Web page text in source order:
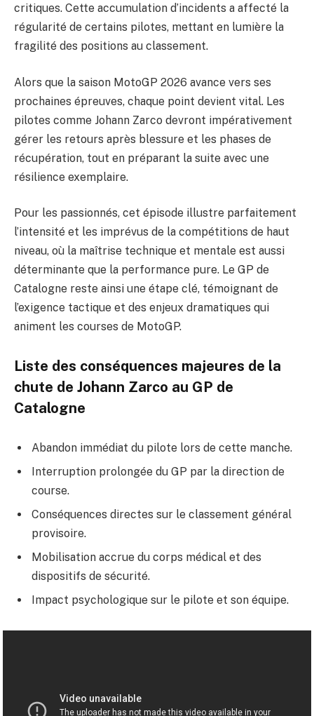
critiques. Cette accumulation d’incidents a affecté la
régularité de certains pilotes, mettant en lumière la
fragilité des positions au classement.
Alors que la saison MotoGP 2026 avance vers ses
prochaines épreuves, chaque point devient vital. Les
pilotes comme Johann Zarco devront impérativement
gérer les retours après blessure et les phases de
récupération, tout en préparant la suite avec une
résilience exemplaire.
Pour les passionnés, cet épisode illustre parfaitement
l’intensité et les imprévus de la compétitions de haut
niveau, où la maîtrise technique et mentale est aussi
déterminante que la performance pure. Le GP de
Catalogne reste ainsi une étape clé, témoignant de
l’exigence tactique et des enjeux dramatiques qui
animent les courses de MotoGP.
Liste des conséquences majeures de la
chute de Johann Zarco au GP de
Catalogne
Abandon immédiat du pilote lors de cette manche.
Interruption prolongée du GP par la direction de
course.
Conséquences directes sur le classement général
provisoire.
Mobilisation accrue du corps médical et des
dispositifs de sécurité.
Impact psychologique sur le pilote et son équipe.